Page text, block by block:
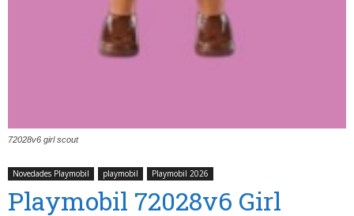
72028v6 girl scout
Novedades Playmobil playmobil Playmobil 2026
Playmobil 72028v6 Girl